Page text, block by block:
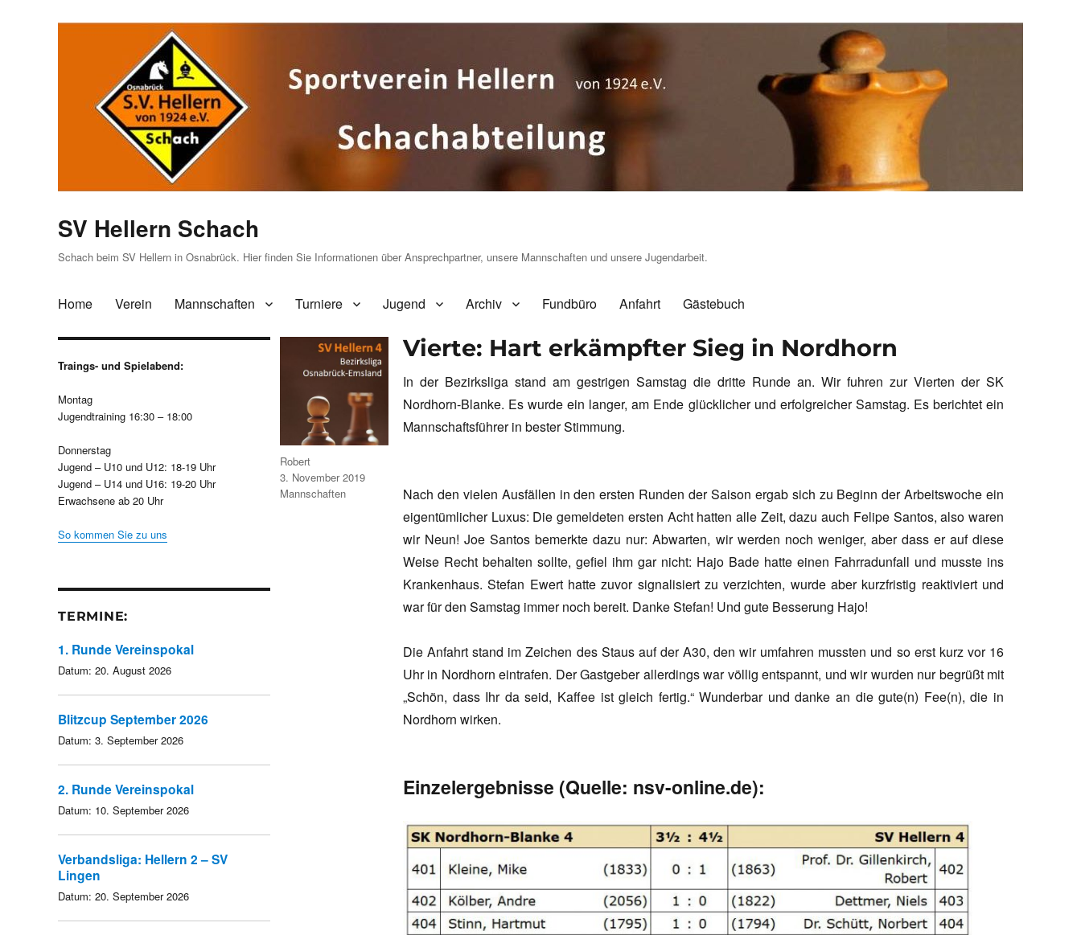
SV Hellern Schach
Schach beim SV Hellern in Osnabrück. Hier finden Sie Informationen über Ansprechpartner, unsere Mannschaften und unsere Jugendarbeit.
Home Verein Mannschaften Turniere Jugend Archiv Fundbüro Anfahrt Gästebuch
Vierte: Hart erkämpfter Sieg in Nordhorn
In der Bezirksliga stand am gestrigen Samstag die dritte Runde an. Wir fuhren zur Vierten der SK
Nordhorn-Blanke. Es wurde ein langer, am Ende glücklicher und erfolgreicher Samstag. Es berichtet ein
Mannschaftsführer in bester Stimmung.
Nach den vielen Ausfällen in den ersten Runden der Saison ergab sich zu Beginn der Arbeitswoche ein
eigentümlicher Luxus: Die gemeldeten ersten Acht hatten alle Zeit, dazu auch Felipe Santos, also waren
wir Neun! Joe Santos bemerkte dazu nur: Abwarten, wir werden noch weniger, aber dass er auf diese
Weise Recht behalten sollte, gefiel ihm gar nicht: Hajo Bade hatte einen Fahrradunfall und musste ins
Krankenhaus. Stefan Ewert hatte zuvor signalisiert zu verzichten, wurde aber kurzfristig reaktiviert und
war für den Samstag immer noch bereit. Danke Stefan! Und gute Besserung Hajo!
Die Anfahrt stand im Zeichen des Staus auf der A30, den wir umfahren mussten und so erst kurz vor 16
Uhr in Nordhorn eintrafen. Der Gastgeber allerdings war völlig entspannt, und wir wurden nur begrüßt mit
„Schön, dass Ihr da seid, Kaffee ist gleich fertig.“ Wunderbar und danke an die gute(n) Fee(n), die in
Nordhorn wirken.
Einzelergebnisse (Quelle: nsv-online.de):
Autor
Robert
Veröffentlicht
am
3. November 2019
Kategorien
Mannschaften
Traings- und Spielabend:
Montag
Jugendtraining 16:30 – 18:00
Donnerstag
Jugend – U10 und U12: 18-19 Uhr
Jugend – U14 und U16: 19-20 Uhr
Erwachsene ab 20 Uhr
So kommen Sie zu uns
TERMINE:
1. Runde Vereinspokal
Datum: 20. August 2026
Blitzcup September 2026
Datum: 3. September 2026
2. Runde Vereinspokal
Datum: 10. September 2026
Verbandsliga: Hellern 2 – SV
Lingen
Datum: 20. September 2026